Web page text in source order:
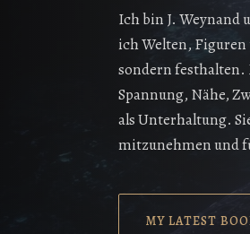
Ich bin J. Weynand
ich Welten,
sondern festhalten.
Spannung, Nähe,
als Unterhaltung.
mitzunehmen und
MY LATEST